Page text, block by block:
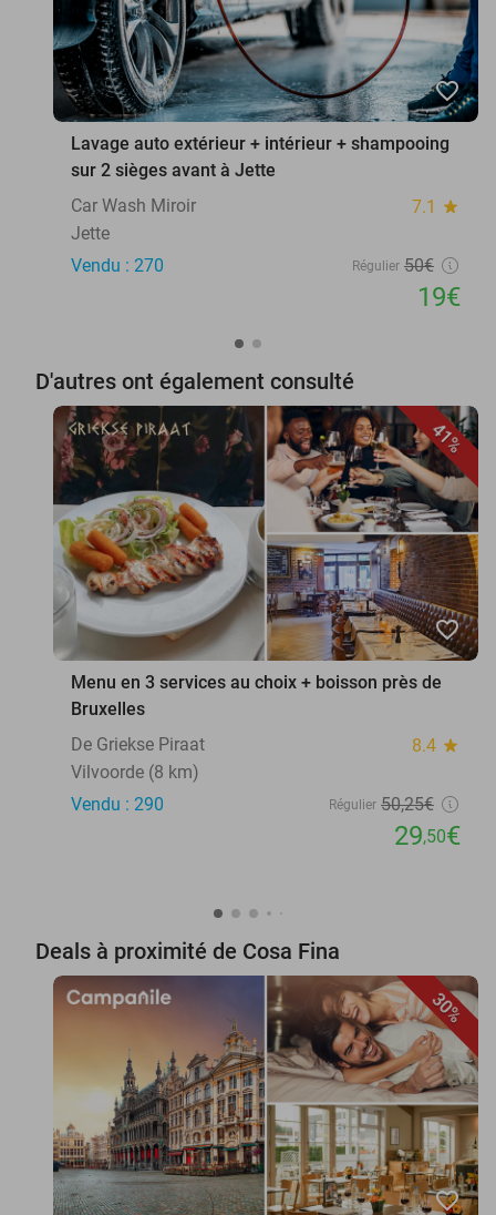
favorite_border
Lavage auto extérieur + intérieur + shampooing
sur 2 sièges avant à Jette
Car Wash Miroir
7.1 star
Jette
Vendu : 270
Régulier 50€
19€
D'autres ont également consulté
41%
favorite_border
Menu en 3 services au choix + boisson près de
Bruxelles
De Griekse Piraat
8.4 star
Vilvoorde (8 km)
Vendu : 290
Régulier 50,25€
29,50€
Deals à proximité de Cosa Fina
30%
favorite_border